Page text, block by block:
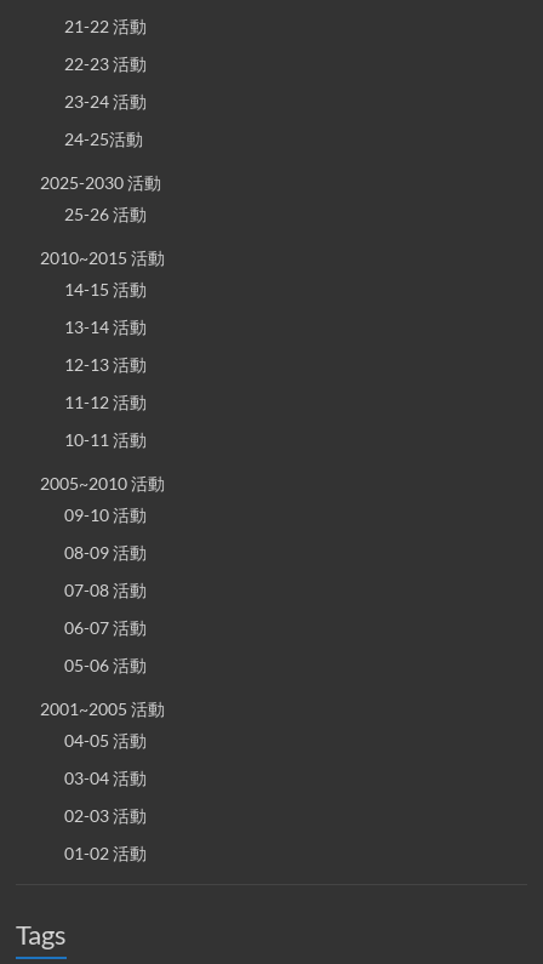
21-22 活動
22-23 活動
23-24 活動
24-25活動
2025-2030 活動
25-26 活動
2010~2015 活動
14-15 活動
13-14 活動
12-13 活動
11-12 活動
10-11 活動
2005~2010 活動
09-10 活動
08-09 活動
07-08 活動
06-07 活動
05-06 活動
2001~2005 活動
04-05 活動
03-04 活動
02-03 活動
01-02 活動
Tags